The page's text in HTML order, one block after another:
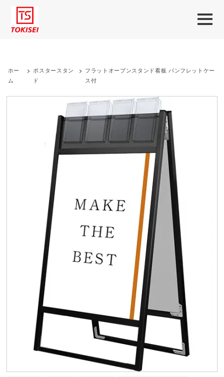
ホー
ム
> ポスタースタン
ド
> フラットオープンスタンド看板 パンフレットケー
ス付